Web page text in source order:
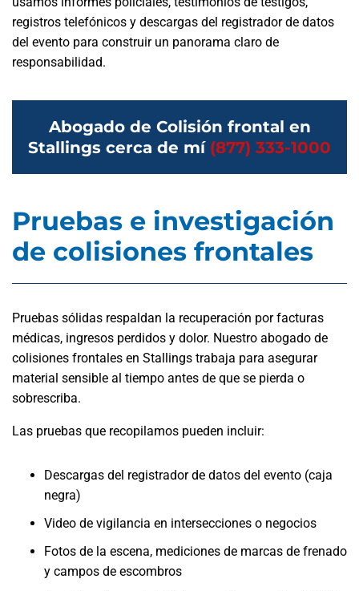
registros telefónicos y descargas del registrador de datos
del evento para construir un panorama claro de
responsabilidad.
Abogado de Colisión frontal en
Stallings cerca de mí (877) 333-1000
Pruebas e investigación
de colisiones frontales
Pruebas sólidas respaldan la recuperación por facturas
médicas, ingresos perdidos y dolor. Nuestro abogado de
colisiones frontales en Stallings trabaja para asegurar
material sensible al tiempo antes de que se pierda o
sobrescriba.
Las pruebas que recopilamos pueden incluir:
Descargas del registrador de datos del evento (caja
negra)
Video de vigilancia en intersecciones o negocios
Fotos de la escena, mediciones de marcas de frenado
y campos de escombros